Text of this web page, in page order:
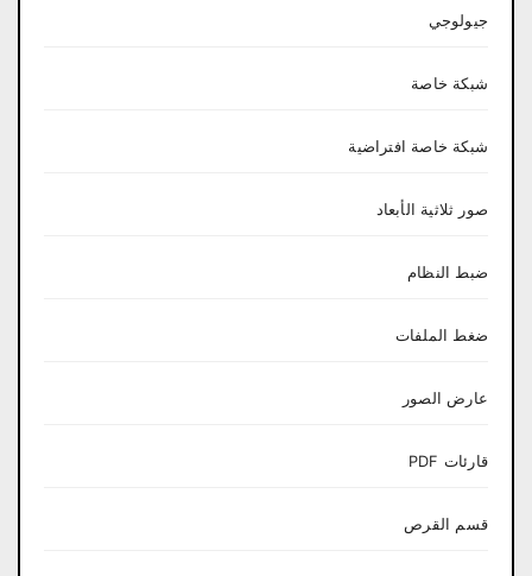
جيولوجي
شبكة خاصة
شبكة خاصة افتراضية
صور ثلاثية الأبعاد
ضبط النظام
ضغط الملفات
عارض الصور
قارئات PDF
قسم القرص